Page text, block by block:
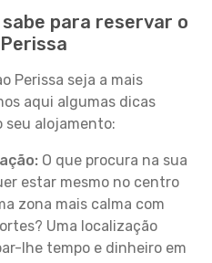
para reservar o
Perissa seja a mais
aqui algumas dicas
seu alojamento:
O que procura na sua
estar mesmo no centro
zona mais calma com
Uma localização
lhe tempo e dinheiro em